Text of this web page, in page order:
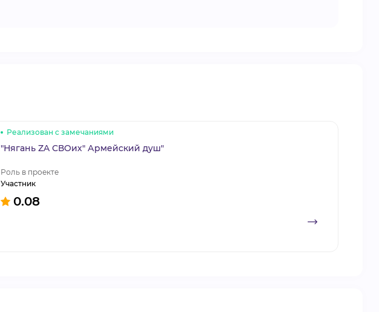
Реализован с замечаниями
"Нягань ZA СВОих" Армейский душ"
Роль в проекте
Участник
0.08